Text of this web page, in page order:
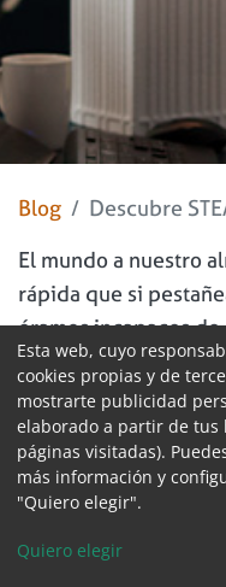
Blog
Descubre
El mundo a nuestro
rápida que si
éramos incapaces
asistente robot como
textos humanos en
embargo, son
disfrutan de esta
más actualizado,
preparado para el
exactamente lo que
Esta web, cuyo
cookies propias y de
mostrarte publicidad
elaborado a partir de tus
páginas visitadas).
más información y
"Quiero elegir".
Quiero elegir